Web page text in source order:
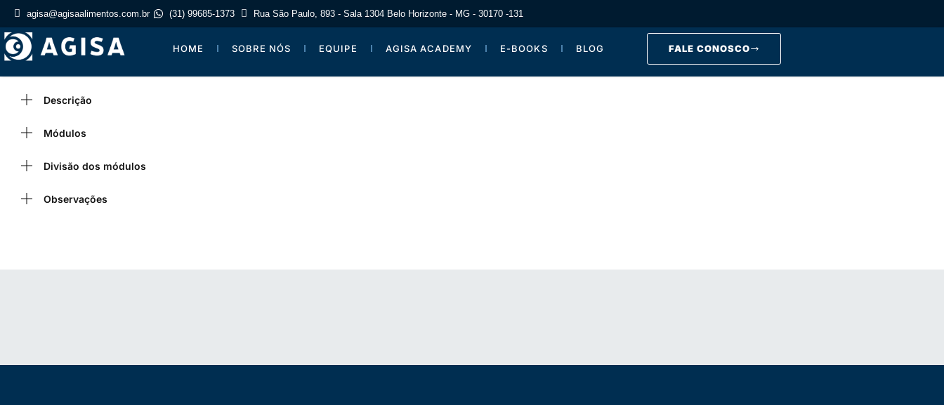
agisa@agisaalimentos.com.br (31) 99685-1373 Rua São Paulo, 893 - Sala 1304 Belo Horizonte - MG -​ 30170 -131
HOME SOBRE NÓS EQUIPE AGISA ACADEMY​ E-BOOKS BLOG FALE CONOSCO
Descrição
Módulos
Divisão dos módulos
Observações